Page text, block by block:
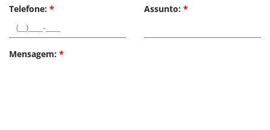
Telefone: * Assunto: *
Mensagem: *